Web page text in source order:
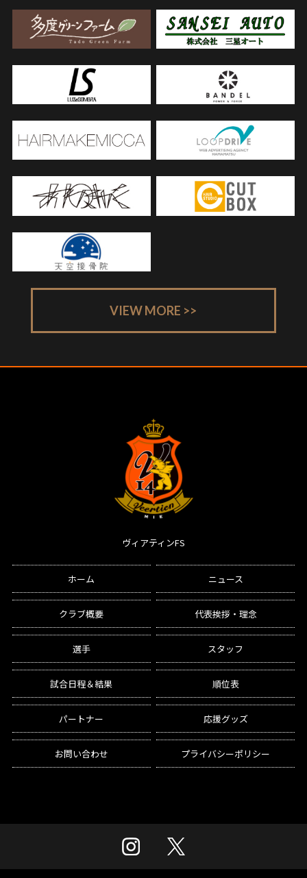
VIEW MORE >>
ヴィアティンFS
ホーム ニュース
クラブ概要 代表挨拶・理念
選手 スタッフ
試合日程＆結果 順位表
パートナー 応援グッズ
お問い合わせ プライバシーポリシー